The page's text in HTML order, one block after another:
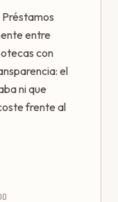
Préstamos
entre
con
el
ni que
frente al